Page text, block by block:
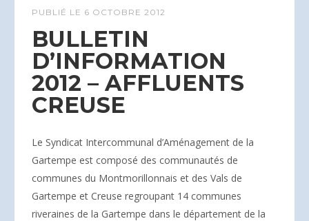
PUBLIÉ LE 6 OCTOBRE 2012
BULLETIN
D’INFORMATION
2012 – AFFLUENTS
CREUSE
Le Syndicat Intercommunal d’Aménagement de la
Gartempe est composé des communautés de
communes du Montmorillonnais et des Vals de
Gartempe et Creuse regroupant 14 communes
riveraines de la Gartempe dans le département de la